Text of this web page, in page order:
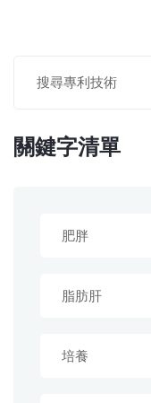
關鍵字清單
肥胖
脂肪肝
培養